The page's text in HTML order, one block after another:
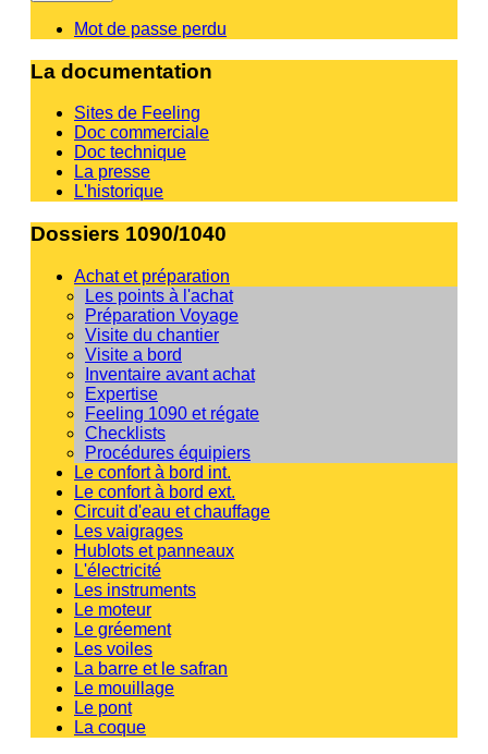
Mot de passe perdu
La documentation
Sites de Feeling
Doc commerciale
Doc technique
La presse
L'historique
Dossiers 1090/1040
Achat et préparation
Les points à l'achat
Préparation Voyage
Visite du chantier
Visite a bord
Inventaire avant achat
Expertise
Feeling 1090 et régate
Checklists
Procédures équipiers
Le confort à bord int.
Le confort à bord ext.
Circuit d'eau et chauffage
Les vaigrages
Hublots et panneaux
L'électricité
Les instruments
Le moteur
Le gréement
Les voiles
La barre et le safran
Le mouillage
Le pont
La coque